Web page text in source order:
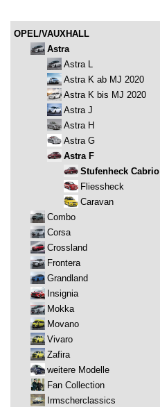
OPEL/VAUXHALL
Astra
Astra L
Astra K ab MJ 2020
Astra K bis MJ 2020
Astra J
Astra H
Astra G
Astra F
Stufenheck Cabrio
Fliessheck
Caravan
Combo
Corsa
Crossland
Frontera
Grandland
Insignia
Mokka
Movano
Vivaro
Zafira
weitere Modelle
Fan Collection
Irmscherclassics